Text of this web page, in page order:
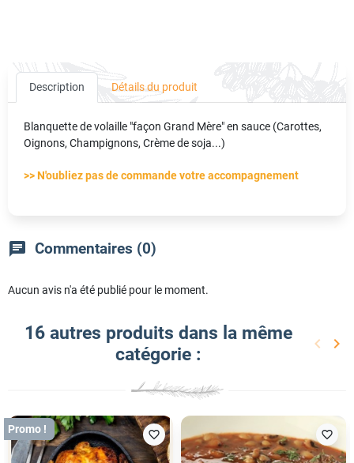
Description Détails du produit
Blanquette de volaille "façon Grand Mère" en sauce (Carottes,
Oignons, Champignons, Crème de soja...)
>> N'oubliez pas de commande votre accompagnement
chat Commentaires (0)
Aucun avis n'a été publié pour le moment.
16 autres produits dans la même
catégorie :
keyboard_arrow_left keyboard_arrow_right
Promo ! favorite_border favorite_border